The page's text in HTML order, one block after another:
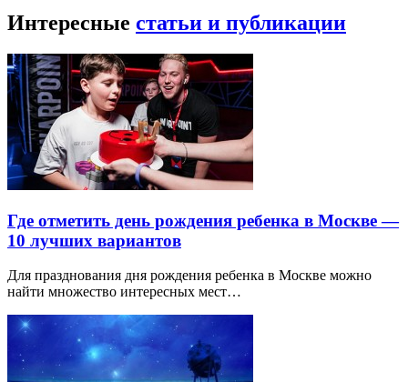
Интересные статьи и публикации
Где отметить день рождения ребенка в Москве —
10 лучших вариантов
Для празднования дня рождения ребенка в Москве можно
найти множество интересных мест…